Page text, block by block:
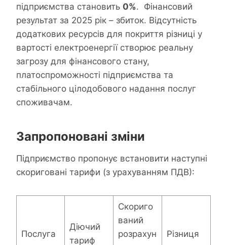
підприємства становить 0%. Фінансовий
результат за 2025 рік – збиток. Відсутність
додаткових ресурсів для покриття різниці у
вартості електроенергії створює реальну
загрозу для фінансового стану,
платоспроможності підприємства та
стабільного цілодобового надання послуг
споживачам.
Запропоновані зміни
Підприємство пропонує встановити наступні
скориговані тарифи (з урахуванням ПДВ):
Послуга
Діючий
тариф
Скориго
ваний
розрахун
Різниця